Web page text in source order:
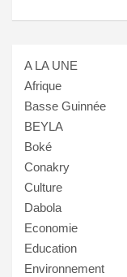
A LA UNE
Afrique
Basse Guinnée
BEYLA
Boké
Conakry
Culture
Dabola
Economie
Education
Environnement